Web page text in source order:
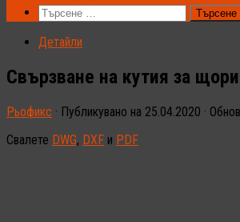
Търсене
за:
Детайли
Свързване на кутия за щори
Рьофикс · Публикувано на 25.04.2020 ·
Свалете DWG, DXF и PDF